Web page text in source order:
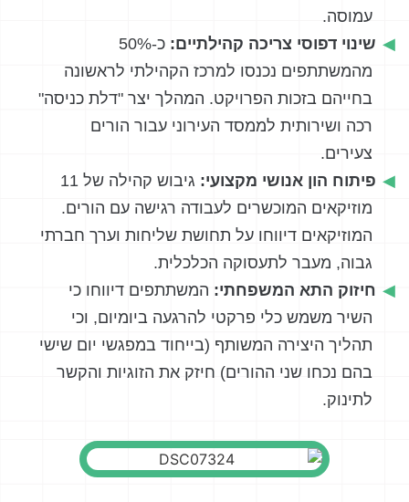
עמוסה.
שינוי דפוסי צריכה קהילתיים:
כ-50%
מהמשתתפים נכנסו למרכז הקהילתי לראשונה
בחייהם בזכות הפרויקט. המהלך יצר "דלת כניסה"
רכה ושירותית לממסד העירוני עבור הורים
צעירים.
פיתוח הון אנושי מקצועי:
גיבוש קהילה של 11
מוזיקאים המוכשרים לעבודה רגישה עם הורים.
המוזיקאים דיווחו על תחושת שליחות וערך חברתי
גבוה, מעבר לתעסוקה הכלכלית.
חיזוק התא המשפחתי: המשתתפים דיווחו כי
השיר משמש כלי פרקטי להרגעה ביומיום, וכי
תהליך היצירה המשותף (בייחוד במפגשי יום שישי
בהם נכחו שני ההורים) חיזק את הזוגיות והקשר
לתינוק.